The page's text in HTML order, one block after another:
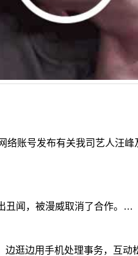
账号发布有关我司艺人汪峰
丑闻，被漫威取消了合作。…
边用手机处理事务，互动